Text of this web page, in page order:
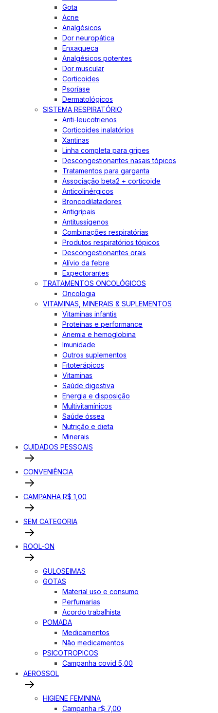
Gota
Acne
Analgésicos
Dor neuropática
Enxaqueca
Analgésicos potentes
Dor muscular
Corticoides
Psoríase
Dermatológicos
SISTEMA RESPIRATÓRIO
Anti-leucotrienos
Corticoides inalatórios
Xantinas
Linha completa para gripes
Descongestionantes nasais tópicos
Tratamentos para garganta
Associação beta2 + corticoide
Anticolinérgicos
Broncodilatadores
Antigripais
Antitussígenos
Combinações respiratórias
Produtos respiratórios tópicos
Descongestionantes orais
Alívio da febre
Expectorantes
TRATAMENTOS ONCOLÓGICOS
Oncologia
VITAMINAS, MINERAIS & SUPLEMENTOS
Vitaminas infantis
Proteínas e performance
Anemia e hemoglobina
Imunidade
Outros suplementos
Fitoterápicos
Vitaminas
Saúde digestiva
Energia e disposição
Multivitamínicos
Saúde óssea
Nutrição e dieta
Minerais
CUIDADOS PESSOAIS
CONVENIÊNCIA
CAMPANHA R$ 1,00
SEM CATEGORIA
ROOL-ON
GULOSEIMAS
GOTAS
Material uso e consumo
Perfumarias
Acordo trabalhista
POMADA
Medicamentos
Não medicamentos
PSICOTROPICOS
Campanha covid 5,00
AEROSSOL
HIGIENE FEMININA
Campanha r$ 7,00